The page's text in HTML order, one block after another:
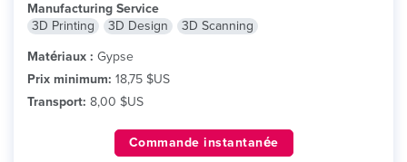
Manufacturing Service
3D Printing
3D Design
3D Scanning
Matériaux : Gypse
Prix minimum: 18,75 $US
Transport: 8,00 $US
Commande instantanée